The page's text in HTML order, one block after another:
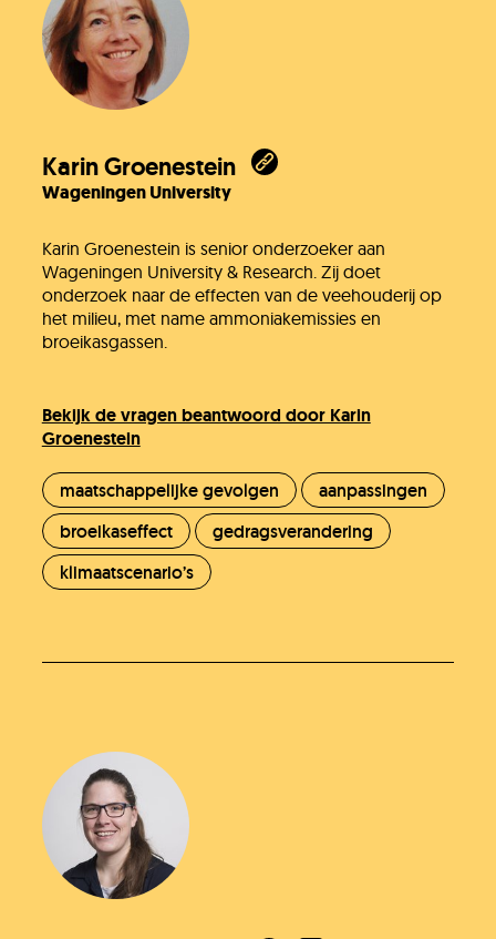
Karin Groenestein
Wageningen University
Karin Groenestein is senior onderzoeker aan
Wageningen University & Research. Zij doet
onderzoek naar de effecten van de veehouderij op
het milieu, met name ammoniakemissies en
broeikasgassen.
Bekijk de vragen beantwoord door Karin
Groenestein
maatschappelijke gevolgen
aanpassingen
broeikaseffect
gedragsverandering
klimaatscenario’s
Heb je het antwoord dat je zocht niet
gevonden?
Stel je vraag
Werken bij